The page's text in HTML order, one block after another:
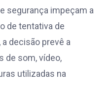
segurança impeçam a
de tentativa de
decisão prevê a
de som, vídeo,
utilizadas na